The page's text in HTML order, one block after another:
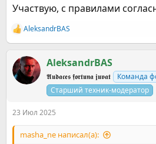
Участвую, с правилами
Р
е
к
ц
и
AleksandrBАS
AleksandrBАS
𝕬𝖚𝖉𝖆𝖈𝖊𝖘 𝖋𝖔𝖗𝖙𝖚𝖓𝖆 𝖏𝖚𝖛𝖆𝖙 Команда
Старший техник-модератор
23 Июл 2025
masha_ne написал(а):